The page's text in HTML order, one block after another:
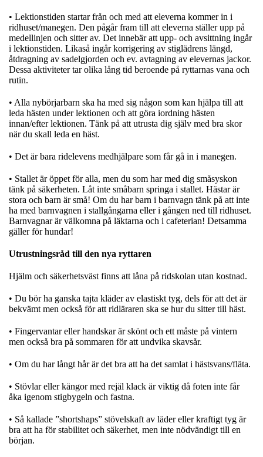
• Lektionstiden startar från och med att eleverna kommer in i
ridhuset/manegen. Den pågår fram till att eleverna ställer upp på
medellinjen och sitter av. Det innebär att upp- och avsittning ingår
i lektionstiden. Likaså ingår korrigering av stiglädrens längd,
åtdragning av sadelgjorden och ev. avtagning av elevernas jackor.
Dessa aktiviteter tar olika lång tid beroende på ryttarnas vana och
rutin.
• Alla nybörjarbarn ska ha med sig någon som kan hjälpa till att
leda hästen under lektionen och att göra iordning hästen
innan/efter lektionen. Tänk på att utrusta dig själv med bra skor
när du skall leda en häst.
• Det är bara ridelevens medhjälpare som får gå in i manegen.
• Stallet är öppet för alla, men du som har med dig småsyskon
tänk på säkerheten. Låt inte småbarn springa i stallet. Hästar är
stora och barn är små! Om du har barn i barnvagn tänk på att inte
ha med barnvagnen i stallgångarna eller i gången ned till ridhuset.
Barnvagnar är välkomna på läktarna och i cafeterian! Detsamma
gäller för hundar!
Utrustningsråd till den nya ryttaren
Hjälm och säkerhetsväst finns att låna på ridskolan utan kostnad.
• Du bör ha ganska tajta kläder av elastiskt tyg, dels för att det är
bekvämt men också för att ridläraren ska se hur du sitter till häst.
• Fingervantar eller handskar är skönt och ett måste på vintern
men också bra på sommaren för att undvika skavsår.
• Om du har långt hår är det bra att ha det samlat i hästsvans/fläta.
• Stövlar eller kängor med rejäl klack är viktig då foten inte får
åka igenom stigbygeln och fastna.
• Så kallade ”shortshaps” stövelskaft av läder eller kraftigt tyg är
bra att ha för stabilitet och säkerhet, men inte nödvändigt till en
början.